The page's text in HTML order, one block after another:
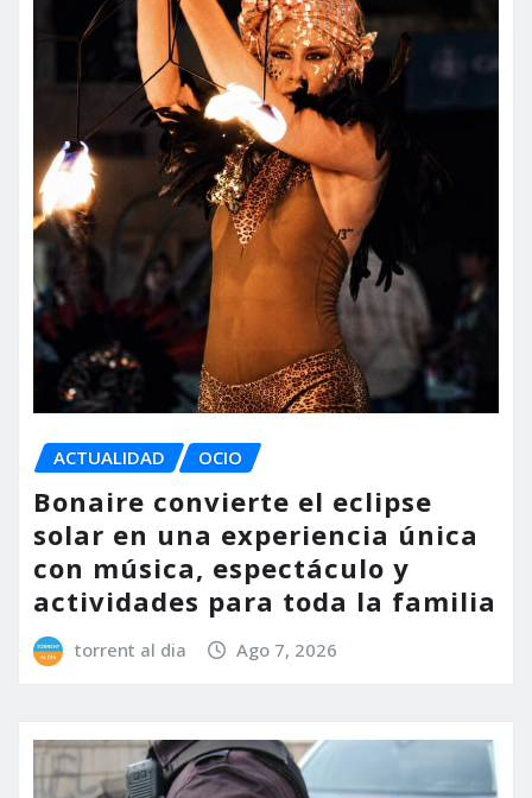
ACTUALIDAD OCIO
Bonaire convierte el eclipse
solar en una experiencia única
con música, espectáculo y
actividades para toda la familia
torrent al dia Ago 7, 2026